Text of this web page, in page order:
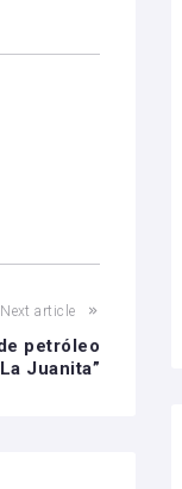
Next article
petróleo
Juanita”